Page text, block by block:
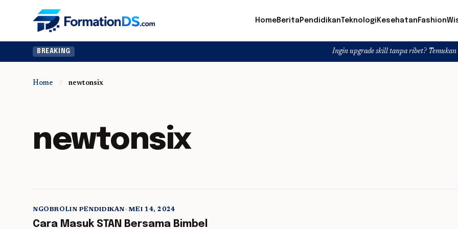
HomeBerita PendidikanTeknologi Kesehatan Fashion
BREAKING Ingin upgrade skill tanpa ribet? Temukan kelas seru
Home / newtonsix
newtonsix
5 min read
NGOBROLIN PENDIDIKAN•MEI 14, 2024
Cara Masuk STAN Bersama Bimbel